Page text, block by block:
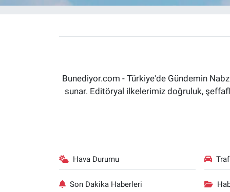
Bunediyor.com - Türkiye'de Gündemin
sunar. Editöryal ilkelerimiz doğruluk,
Hava Durumu
Son Dakika Haberleri